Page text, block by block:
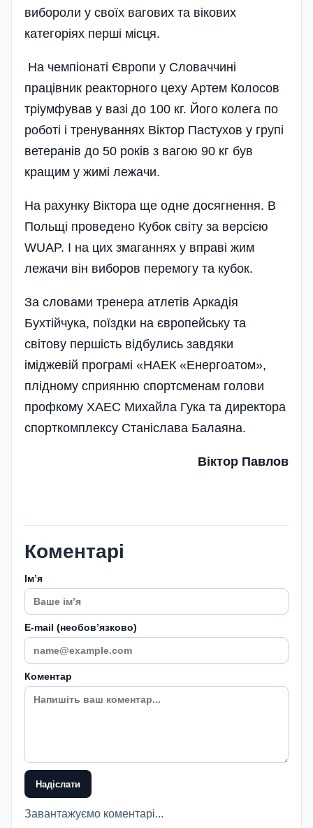
вибороли у своїх вагових та вікових
категоріях перші місця.
На чемпіонаті Європи у Словаччині
працівник реакторного цеху Артем Колосов
тріумфував у вазі до 100 кг. Його колега по
роботі і тренуваннях Віктор Пастухов у групі
ветеранів до 50 років з вагою 90 кг був
кращим у жимі лежачи.
На рахунку Віктора ще одне досягнення. В
Польщі проведено Кубок світу за версією
WUAP. І на цих змаганнях у вправі жим
лежачи він виборов перемогу та кубок.
За словами тренера атлетів Аркадія
Бухтійчука, поїздки на європейську та
світову першість відбулись завдяки
іміджевій програмі «НАЕК «Енергоатом»,
плідному сприянню спортсменам голови
профкому ХАЕС Михайла Гука та директора
спорткомплексу Станіслава Бала­яна.
Віктор Павлов
Коментарі
Імʼя
E-mail (необовʼязково)
Коментар
Надіслати
Завантажуємо коментарі...